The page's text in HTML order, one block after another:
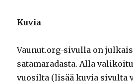
Kuvia
Vaunut.org-sivulla on
satamaradasta. Alla
vuosilta (lisää kuvia sivulta